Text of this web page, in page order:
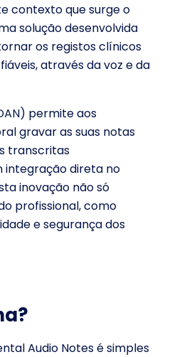
contexto que surge o
solução desenvolvida
os registos clínicos
através da voz e da
permite aos
gravar as suas notas
transcritas
direta no
inovação não só
profissional, como
e segurança dos
Audio Notes é simples